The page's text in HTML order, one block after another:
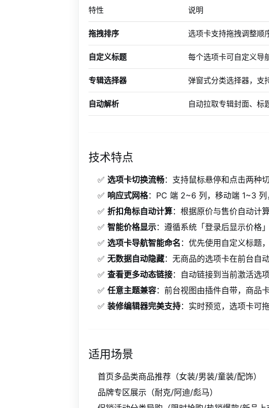
特性 说明
拖拽排序 选项卡支持拖拽调整顺
自定义标题 每个选项卡可自定义导
专辑选择器 弹窗式分类选择器，支
自动解析 自动拉取专辑封面、标
技术特点
✅选项卡切换流畅：支持鼠标悬停和点击两种
✅ 响应式网格：PC 端 2~6 列，移动端 1~3 列
✅折扣角标自动计算：根据原价与售价自动计
✅智能价格显示：遵循系统「登录后显示价格
✅选项卡导航智能命名 ：优先使用自定义标题
✅无数据自动隐藏：无商品的选项卡在前台自
✅查看更多动态链接：自动链接到当前激活选
✅任意主题兼容：前台视图由插件自带，商品
✅装修编辑器完美支持：实时预览，选项卡可
适用场景
首页多品类商品推荐（女装/男装/童装/配饰）
品牌专区展示（耐克/阿迪/彪马）